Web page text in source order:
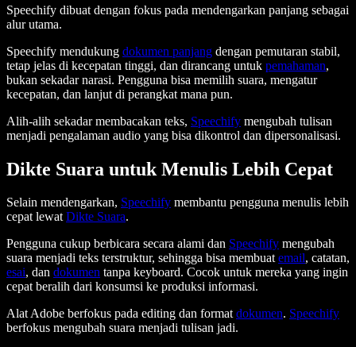
Speechify dibuat dengan fokus pada mendengarkan panjang sebagai
alur utama.
Speechify mendukung dokumen panjang dengan pemutaran stabil,
tetap jelas di kecepatan tinggi, dan dirancang untuk pemahaman,
bukan sekadar narasi. Pengguna bisa memilih suara, mengatur
kecepatan, dan lanjut di perangkat mana pun.
Alih-alih sekadar membacakan teks, Speechify mengubah tulisan
menjadi pengalaman audio yang bisa dikontrol dan dipersonalisasi.
Dikte Suara untuk Menulis Lebih Cepat
Selain mendengarkan, Speechify membantu pengguna menulis lebih
cepat lewatDikte Suara.
Pengguna cukup berbicara secara alami dan Speechify mengubah
suara menjadi teks terstruktur, sehingga bisa membuatemail, catatan,
esai, dan dokumen tanpa keyboard. Cocok untuk mereka yang ingin
cepat beralih dari konsumsi ke produksi informasi.
Alat Adobe berfokus pada editing dan formatdokumen. Speechify
berfokus mengubah suara menjadi tulisan jadi.